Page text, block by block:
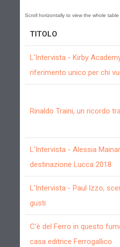
TITOLO
L'Intervista - Kirby
riferimento unico per chi
Rinaldo Traini, un ricordo
L'Intervista - Alessia
destinazione Lucca 2018
L'Intervista - Paul Izzo,
gusti
C’è del Ferro in questo
casa editrice Ferrogallico